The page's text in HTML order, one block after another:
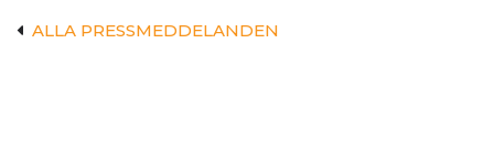
ALLA PRESSMEDDELANDEN